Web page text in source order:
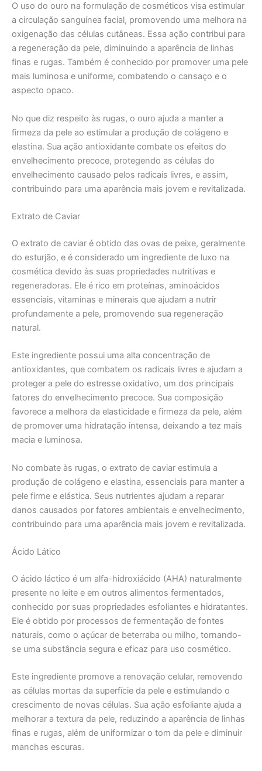
O uso do ouro na formulação de cosméticos visa estimular
a circulação sanguínea facial, promovendo uma melhora na
oxigenação das células cutâneas. Essa ação contribui para
a regeneração da pele, diminuindo a aparência de linhas
finas e rugas. Também é conhecido por promover uma pele
mais luminosa e uniforme, combatendo o cansaço e o
aspecto opaco.
No que diz respeito às rugas, o ouro ajuda a manter a
firmeza da pele ao estimular a produção de colágeno e
elastina. Sua ação antioxidante combate os efeitos do
envelhecimento precoce, protegendo as células do
envelhecimento causado pelos radicais livres, e assim,
contribuindo para uma aparência mais jovem e revitalizada.
Extrato de Caviar
O extrato de caviar é obtido das ovas de peixe, geralmente
do esturjão, e é considerado um ingrediente de luxo na
cosmética devido às suas propriedades nutritivas e
regeneradoras. Ele é rico em proteínas, aminoácidos
essenciais, vitaminas e minerais que ajudam a nutrir
profundamente a pele, promovendo sua regeneração
natural.
Este ingrediente possui uma alta concentração de
antioxidantes, que combatem os radicais livres e ajudam a
proteger a pele do estresse oxidativo, um dos principais
fatores do envelhecimento precoce. Sua composição
favorece a melhora da elasticidade e firmeza da pele, além
de promover uma hidratação intensa, deixando a tez mais
macia e luminosa.
No combate às rugas, o extrato de caviar estimula a
produção de colágeno e elastina, essenciais para manter a
pele firme e elástica. Seus nutrientes ajudam a reparar
danos causados por fatores ambientais e envelhecimento,
contribuindo para uma aparência mais jovem e revitalizada.
Ácido Lático
O ácido láctico é um alfa-hidroxiácido (AHA) naturalmente
presente no leite e em outros alimentos fermentados,
conhecido por suas propriedades esfoliantes e hidratantes.
Ele é obtido por processos de fermentação de fontes
naturais, como o açúcar de beterraba ou milho, tornando-
se uma substância segura e eficaz para uso cosmético.
Este ingrediente promove a renovação celular, removendo
as células mortas da superfície da pele e estimulando o
crescimento de novas células. Sua ação esfoliante ajuda a
melhorar a textura da pele, reduzindo a aparência de linhas
finas e rugas, além de uniformizar o tom da pele e diminuir
manchas escuras.